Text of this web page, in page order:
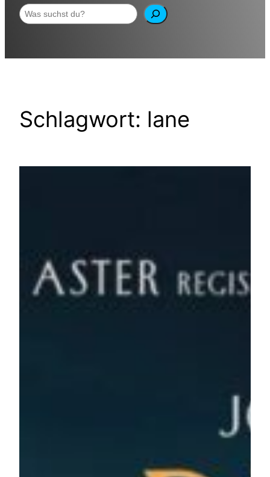
Suchen
Schlagwort: lane